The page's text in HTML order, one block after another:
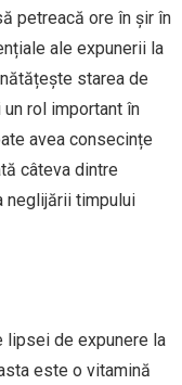
petreacă ore în șir în
ale expunerii la
starea de
rol important în
avea consecințe
câteva dintre
neglijării timpului
lipsei de expunere la
este o vitamină